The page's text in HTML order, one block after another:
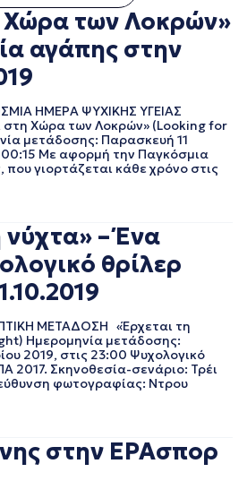
ΜΑΡΤΙΟΣ 2026
ΔΕΚΕΜΒΡΙΟΣ 2025
ΝΟΕΜΒΡΙΟΣ 2025
ΟΚΤΩΒΡΙΟΣ 2025
ΣΕΠΤΕΜΒΡΙΟΣ 2025
ΙΟΥΛΙΟΣ 2025
ΙΟΥΝΙΟΣ 2025
ΜΑΙΟΣ 2025
ΑΠΡΙΛΙΟΣ 2025
ΙΑΝΟΥΑΡΙΟΣ 2025
ΔΕΚΕΜΒΡΙΟΣ 2024
ΝΟΕΜΒΡΙΟΣ 2024
ΟΚΤΩΒΡΙΟΣ 2024
ΑΥΓΟΥΣΤΟΣ 2024
ΙΟΥΛΙΟΣ 2024
ΙΟΥΝΙΟΣ 2024
ΜΑΙΟΣ 2024
ΙΑΝΟΥΑΡΙΟΣ 2024
Χώρα των Λοκρών»
αγάπης στην
ΗΜΕΡΑ ΨΥΧΙΚΗΣ ΥΓΕΙΑΣ
στη Χώρα των Λοκρών» (Looking for
μετάδοσης: Παρασκευή 11
00:15 Με αφορμή την Παγκόσμια
που γιορτάζεται κάθε χρόνο στις
νύχτα» – Ένα
θρίλερ
ΜΕΤΑΔΟΣΗ «Έρχεται τη
Ημερομηνία μετάδοσης:
2019, στις 23:00 Ψυχολογικό
2017. Σκηνοθεσία-σενάριο: Τρέι
φωτογραφίας: Ντρου
στην ΕΡΑσπορ